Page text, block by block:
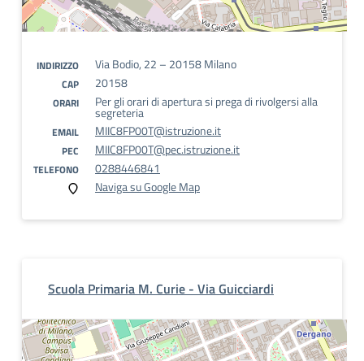
INDIRIZZO Via Bodio, 22 – 20158 Milano
CAP 20158
ORARI Per gli orari di apertura si prega di rivolgersi alla
segreteria
EMAIL MIIC8FP00T@istruzione.it
PEC MIIC8FP00T@pec.istruzione.it
TELEFONO
0288446841
Naviga su Google Map
Scuola Primaria M. Curie - Via Guicciardi